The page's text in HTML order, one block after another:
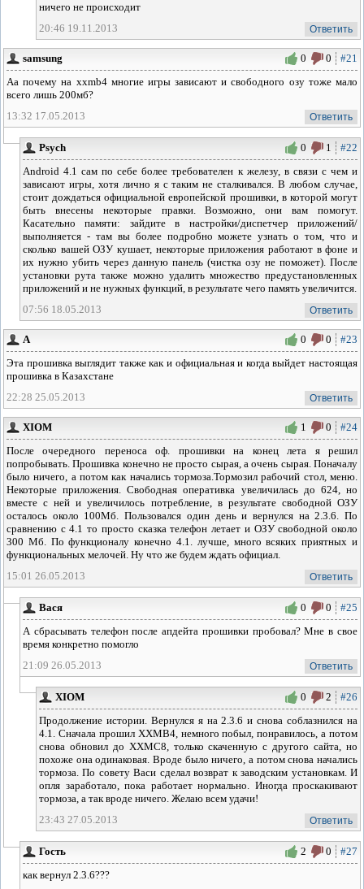
ничего не происходит
20:46 19.11.2013
Ответить
samsung #21
0
0
Аа почему на xxmb4 многие игры зависают и свободного озу тоже мало
всего лишь 200мб?
13:32 17.05.2013
Ответить
Psych #22
1
0
Android 4.1 сам по себе более требователен к железу, в связи с чем и
зависают игры, хотя лично я с таким не сталкивался. В любом случае,
стоит дождаться официальной европейской прошивки, в которой могут
быть внесены некоторые правки. Возможно, они вам помогут.
Касательно памяти: зайдите в настройки/диспетчер приложений/
выполняется - там вы более подробно можете узнать о том, что и
сколько вашей ОЗУ кушает, некоторые приложения работают в фоне и
их нужно убить через данную панель (чистка озу не поможет). После
установки рута также можно удалить множество предустановленных
приложений и не нужных функций, в результате чего память увеличится.
07:56 18.05.2013
Ответить
А #23
0
0
Эта прошивка выглядит также как и официальная и когда выйдет настоящая
прошивка в Казахстане
22:28 25.05.2013
Ответить
XIOM #24
0
1
После очередного переноса оф. прошивки на конец лета я решил
попробывать. Прошивка конечно не просто сырая, а очень сырая. Поначалу
было ничего, а потом как начались тормоза.Тормозил рабочий стол, меню.
Некоторые приложения. Свободная оперативка увеличилась до 624, но
вместе с ней и увеличилось потребление, в результате свободной ОЗУ
осталось около 100Мб. Пользовался один день и вернулся на 2.3.6. По
сравнению с 4.1 то просто сказка телефон летает и ОЗУ свободной около
300 Мб. По функционалу конечно 4.1. лучше, много всяких приятных и
функциональных мелочей. Ну что же будем ждать официал.
15:01 26.05.2013
Ответить
Вася #25
0
0
А сбрасывать телефон после апдейта прошивки пробовал? Мне в свое
время конкретно помогло
21:09 26.05.2013
Ответить
XIOM #26
2
0
Продолжение истории. Вернулся я на 2.3.6 и снова соблазнился на
4.1. Сначала прошил XXMB4, немного побыл, понравилось, а потом
снова обновил до XXMC8, только скаченную с другого сайта, но
похоже она одинаковая. Вроде было ничего, а потом снова начались
тормоза. По совету Васи сделал возврат к заводским установкам. И
опля заработало, пока работает нормально. Иногда проскакивают
тормоза, а так вроде ничего. Желаю всем удачи!
23:43 27.05.2013
Ответить
Гость #27
0
2
как вернул 2.3.6???